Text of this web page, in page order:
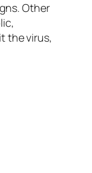
Other
the virus,